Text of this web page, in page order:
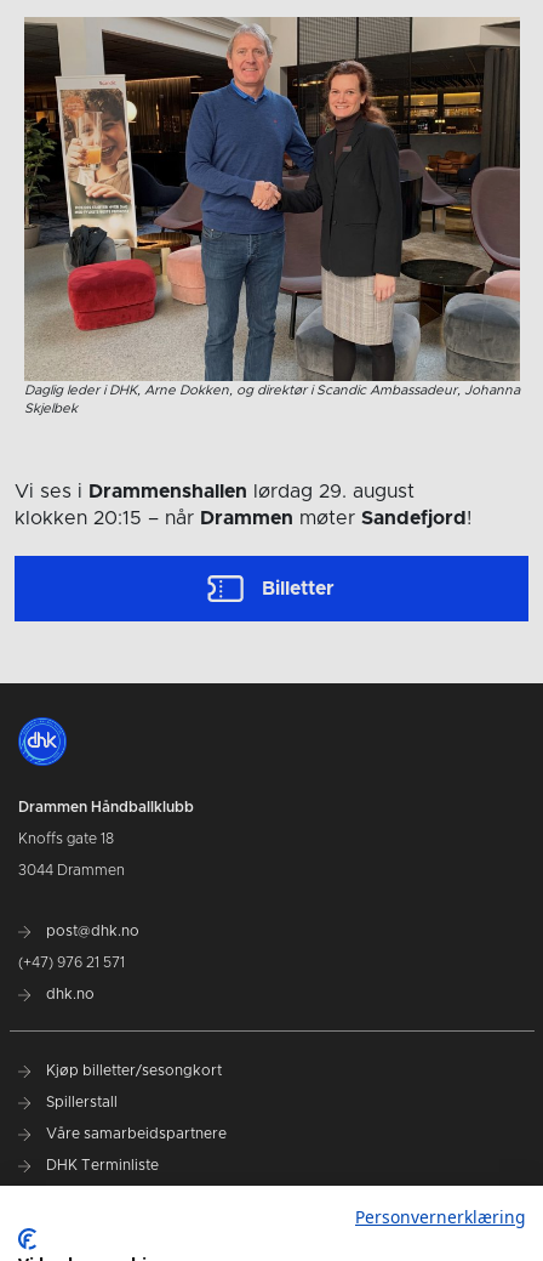
Daglig leder i DHK, Arne Dokken, og direktør i Scandic Ambassadeur, Johanna
Skjelbek
Vi ses i Drammenshallen lørdag 29. august
klokken 20:15 – når Drammen møter Sandefjord !
Billetter
Drammen Håndballklubb
Knoffs gate 18
3044 Drammen
post@dhk.no
(+47) 976 21 571
dhk.no
Kjøp billetter/sesongkort
Spillerstall
Våre samarbeidspartnere
DHK Terminliste
DHK på Instagram
Personvernerklæring